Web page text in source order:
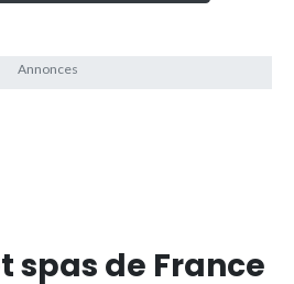
spas de France